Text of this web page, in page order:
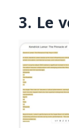
3. Le